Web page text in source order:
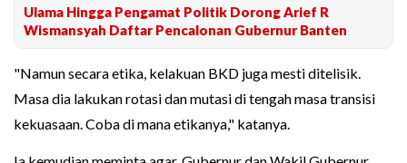
Ulama Hingga Pengamat Politik Dorong Arief R
Wismansyah Daftar Pencalonan Gubernur Banten
"Namun secara etika, kelakuan BKD juga mesti ditelisik.
Masa dia lakukan rotasi dan mutasi di tengah masa transisi
kekuasaan. Coba di mana etikanya," katanya.